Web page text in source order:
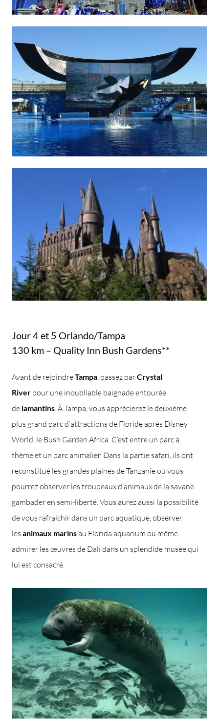
Jour 4 et 5 Orlando/Tampa
130 km – Quality Inn Bush Gardens**
Avant de rejoindreTampa , passez parCrystal
River pour une inoubliable baignade entourée
de lamantins . À Tampa, vous apprécierez le deuxième
plus grand parc d’attractions de Floride après Disney
World, le Bush Garden Africa. C’est entre un parc à
thème et un parc animalier. Dans la partie safari, ils ont
reconstitué les grandes plaines de Tanzanie où vous
pourrez observer les troupeaux d’animaux de la savane
gambader en semi-liberté. Vous aurez aussi la possibilité
de vous rafraichir dans un parc aquatique, observer
les animaux marinsau Florida aquarium ou même
admirer les œuvres de Dali dans un splendide musée qui
lui est consacré.